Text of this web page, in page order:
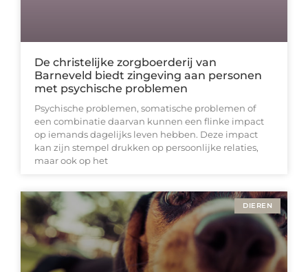
De christelijke zorgboerderij van
Barneveld biedt zingeving aan personen
met psychische problemen
Psychische problemen, somatische problemen of
een combinatie daarvan kunnen een flinke impact
op iemands dagelijks leven hebben. Deze impact
kan zijn stempel drukken op persoonlijke relaties,
maar ook op het
DIEREN